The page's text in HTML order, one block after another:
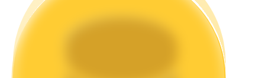
Yüksek getiri ve anında erişim